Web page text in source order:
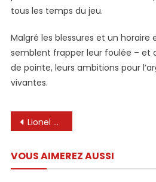
tous les temps du jeu.
Malgré les blessures et un horaire
semblent frapper leur foulée – et
de pointe, leurs ambitions pour
vivantes.
Navigation
l’article
Lionel Messi marque deux fois et ajoute deux passes décisives alors qu’Inter Miami a battu Columbus Crew
VOUS AIMEREZ AUSSI